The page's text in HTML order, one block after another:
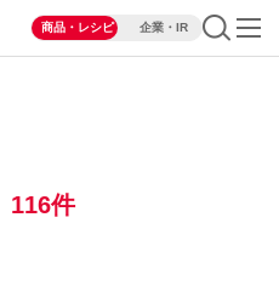
商品・レシピ 企業・IR
116件